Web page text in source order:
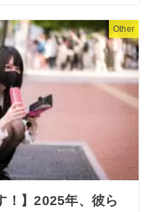
Other
！】2025年、彼ら